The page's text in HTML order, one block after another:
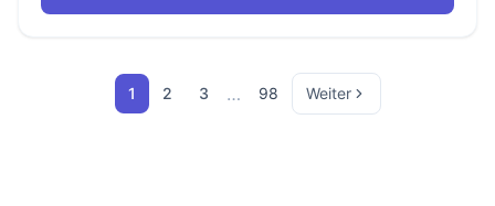
1 2 3 … 98 Weiter